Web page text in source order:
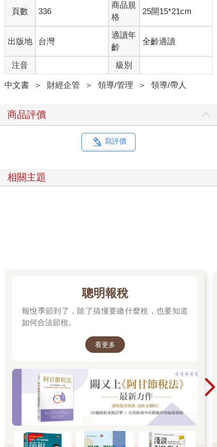
頁數 336
商品規
格
25開15*21cm
出版地 台灣
適讀年
齡
全齡適讀
注音 級別
中文書 ＞ 財經企管 ＞ 領導/管理 ＞ 領導/帶人
商品評價
寫評價
相關主題
聰明報稅
報悅季節到了，除了搞懂要繳什麼稅，也要知道
如何合法節稅。
看更多